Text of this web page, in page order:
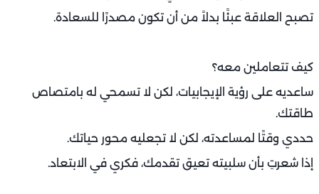
تصبح العلاقة عبئًا بدلاً من أن تكون مصدرًا للسعادة.
كيف تتعاملين معه؟
ساعديه على رؤية الإيجابيات، لكن لا تسمحي له بامتصاص
طاقتك.
حددي وقتًا لمساعدته، لكن لا تجعليه محور حياتك.
إذا شعرتِ بأن سلبيته تعيق تقدمك، فكري في الابتعاد.